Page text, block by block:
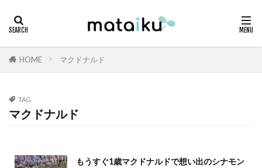
HOME マクドナルド
TAG
マクドナルド
もうすぐ1歳マクドナルドで想い出のシナモン